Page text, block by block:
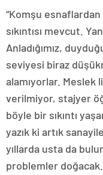
“Komşu
sıkıntısı mevcut.
Anladığımız,
seviyesi biraz
alamıyorlar. Meslek
verilmiyor, stajyer
böyle bir sıkıntı
yazık ki artık
yıllarda usta da
problemler doğacak.